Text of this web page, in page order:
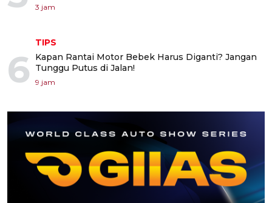
3 jam
6
TIPS
Kapan Rantai Motor Bebek Harus Diganti? Jangan
Tunggu Putus di Jalan!
9 jam